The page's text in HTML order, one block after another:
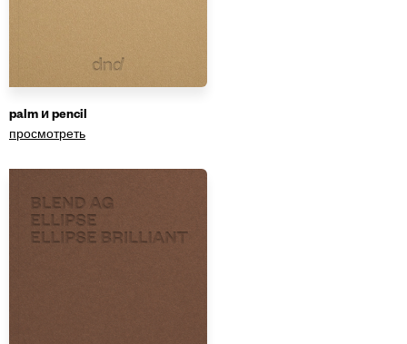
palm и pencil
просмотреть